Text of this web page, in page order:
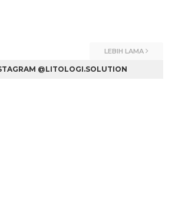
LEBIH LAMA
@LITOLOGI.SOLUTION